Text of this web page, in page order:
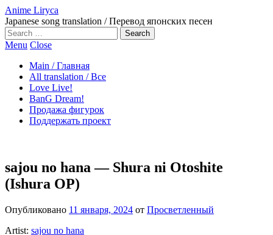
Anime Liryca
Japanese song translation / Перевод японских песен
Search
on:
Menu Close
Main / Главная
All translation / Все
Love Live!
BanG Dream!
Продажа фигурок
Поддержать проект
sajou no hana — Shura ni Otoshite
(Ishura OP)
Опубликовано 11 января, 2024 от Просветленный
Artist: sajou no hana